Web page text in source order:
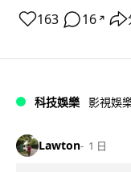
163 16 ↗
科技娛樂 影視娛
Lawton 1 日